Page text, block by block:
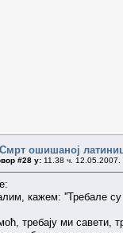
ошишаној
#28 у: 11.38 ч. 12.05.2007.
кажем: ''Требале су
требају ми савети,